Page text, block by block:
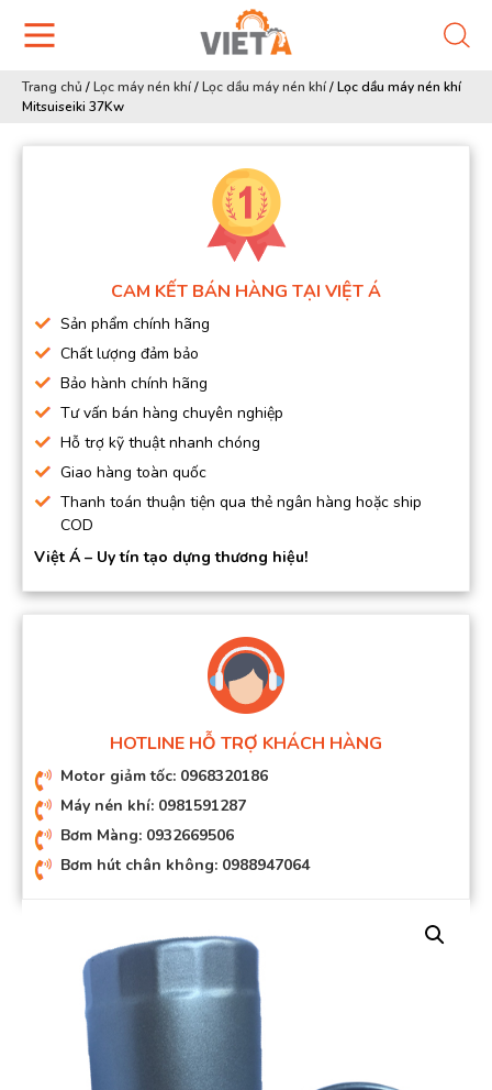
Trang chủ /Lọc máy nén khí/Lọc dầu máy nén khí/Lọc dầu máy nén khí
Mitsuiseiki 37Kw
CAM KẾT BÁN HÀNG TẠI VIỆT Á
Sản phẩm chính hãng
Chất lượng đảm bảo
Bảo hành chính hãng
Tư vấn bán hàng chuyên nghiệp
Hỗ trợ kỹ thuật nhanh chóng
Giao hàng toàn quốc
Thanh toán thuận tiện qua thẻ ngân hàng hoặc ship
COD
Việt Á – Uy tín tạo dựng thương hiệu!
HOTLINE HỖ TRỢ KHÁCH HÀNG
Motor giảm tốc: 0968320186
Máy nén khí: 0981591287
Bơm Màng: 0932669506
Bơm hút chân không: 0988947064